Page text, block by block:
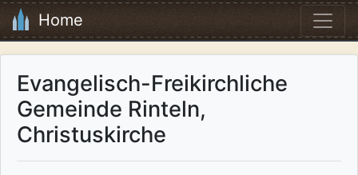
Home
Evangelisch-Freikirchliche
Gemeinde Rinteln,
Christuskirche